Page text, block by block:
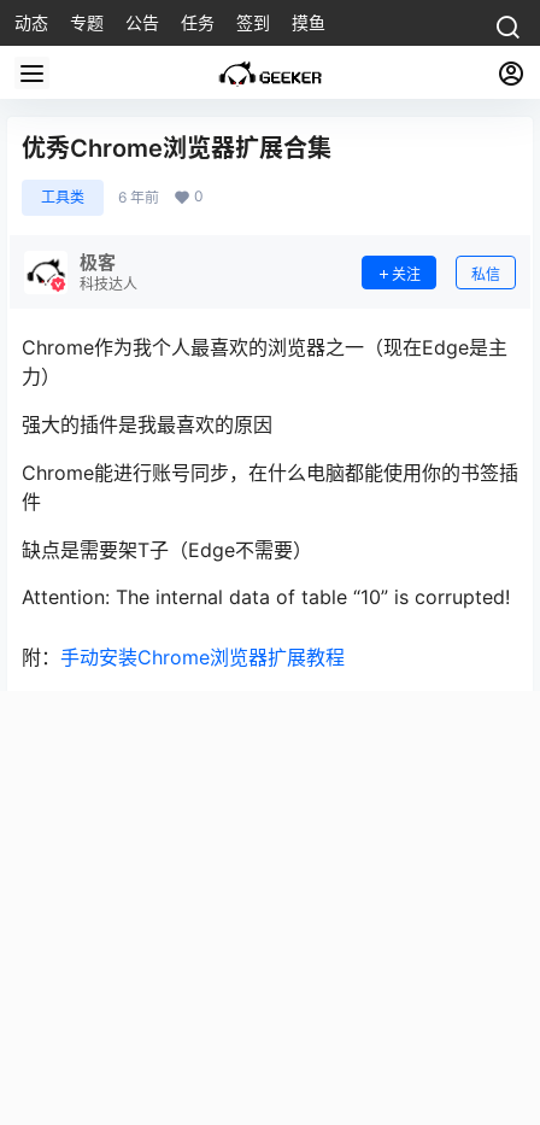
动态 专题 公告 任务 签到 摸鱼
优秀Chrome浏览器扩展合集
工具类 6 年前 0
极客
科技达人
关注 私信
Chrome作为我个人最喜欢的浏览器之一（现在Edge是主
力）
强大的插件是我最喜欢的原因
Chrome能进行账号同步，在什么电脑都能使用你的书签插
件
缺点是需要架T子（Edge不需要）
Attention: The internal data of table “10” is corrupted!
附： 手动安装Chrome浏览器扩展教程